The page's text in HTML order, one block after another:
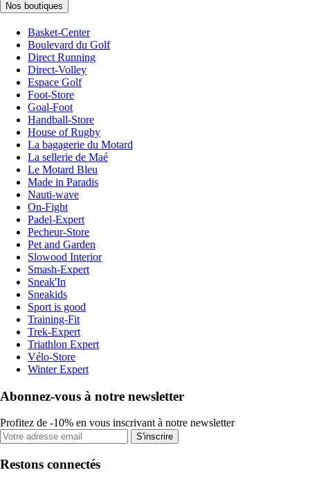
Nos boutiques
Basket-Center
Boulevard du Golf
Direct Running
Direct-Volley
Espace Golf
Foot-Store
Goal-Foot
Handball-Store
House of Rugby
La bagagerie du Motard
La sellerie de Maé
Le Motard Bleu
Made in Paradis
Nauti-wave
On-Fight
Padel-Expert
Pecheur-Store
Pet and Garden
Slowood Interior
Smash-Expert
Sneak'In
Sneakids
Sport is good
Training-Fit
Trek-Expert
Triathlon Expert
Vélo-Store
Winter Expert
Abonnez-vous à notre newsletter
Profitez de -10% en vous inscrivant à notre newsletter
S'inscrire
Restons connectés